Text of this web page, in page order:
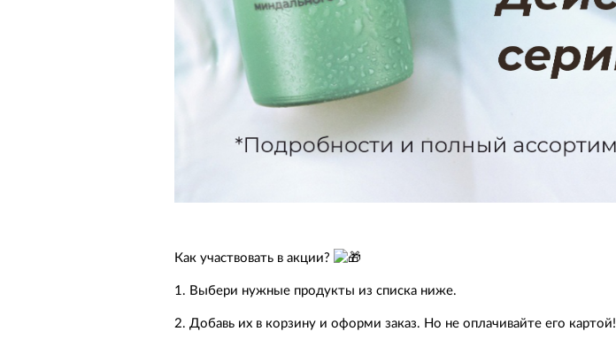
Как участвовать в акции?
1. Выбери нужные продукты из списка ниже.
2. Добавь их в корзину и оформи заказ. Но не оплачивайте его картой!